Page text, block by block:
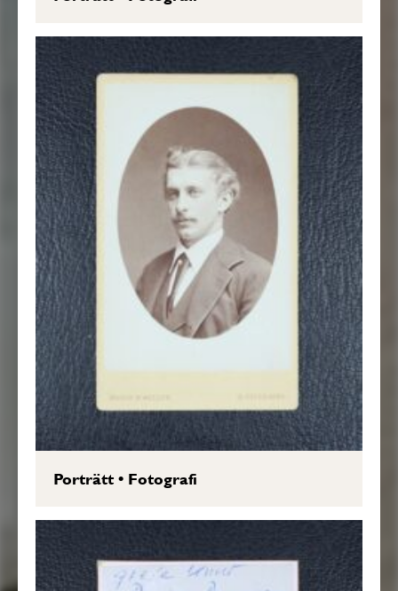
Porträtt• Fotografi